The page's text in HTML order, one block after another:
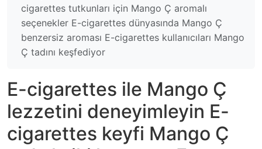
cigarettes tutkunları için Mango Ç aromalı
seçenekler E-cigarettes dünyasında Mango Ç
benzersiz aroması E-cigarettes kullanıcıları Mango
Ç tadını keşfediyor
E-cigarettes ile Mango Ç
lezzetini deneyimleyin E-
cigarettes keyfi Mango Ç